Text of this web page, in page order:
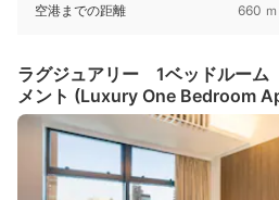
空港までの距離 660 ｍ
ラグジュアリー 1ベッドルー
メント (Luxury One Bedroom